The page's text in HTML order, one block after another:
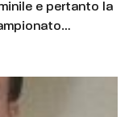
e pertanto la